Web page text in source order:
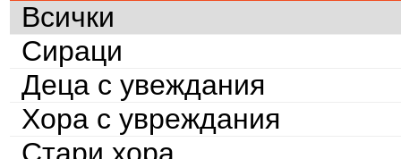
Всички
Сираци
Деца с увеждания
Хора с увреждания